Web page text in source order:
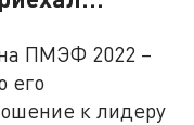
ПМЭФ 2022 –
его
к лидеру